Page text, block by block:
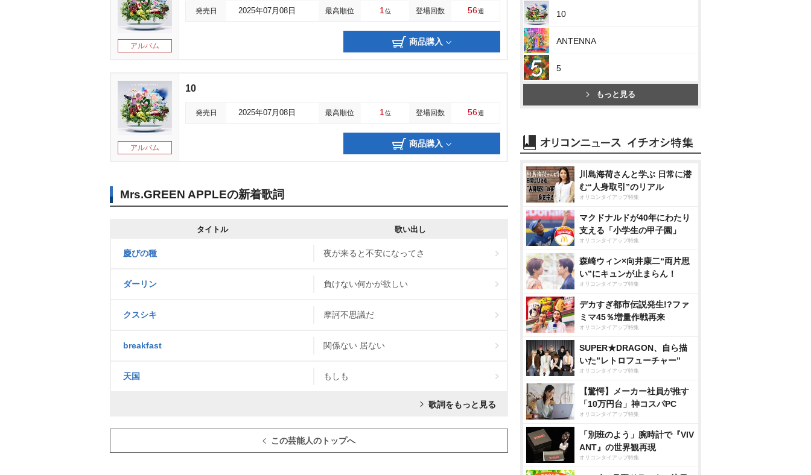
アルバム
発売日 2025年07月08日 最高順位 1 位 登場回数 56週
商品購入
アルバム
10
発売日 2025年07月08日 最高順位 1 位 登場回数 56週
商品購入
Mrs.GREEN APPLEの新着歌詞
タイトル 歌い出し
慶びの種 夜が来ると不安になってさ
ダーリン 負けない何かが欲しい
クスシキ 摩訶不思議だ
breakfast 関係ない 居ない
天国 もしも
歌詞をもっと見る
この芸能人のトップへ
10
ANTENNA
5
もっと見る
川島海荷さんと学ぶ 日常に潜
む“人身取引”のリアル
オリコンタイアップ特集
マクドナルドが40年にわたり
支える「小学生の甲子園」
オリコンタイアップ特集
森崎ウィン×向井康二“両片思
い”にキュンが止まらん！
オリコンタイアップ特集
デカすぎ都市伝説発生!?ファ
ミマ45％増量作戦再来
オリコンタイアップ特集
SUPER★DRAGON、自ら描
いた”レトロフューチャー”
オリコンタイアップ特集
【驚愕】メーカー社員が推す
「10万円台」神コスパPC
オリコンタイアップ特集
「別班のよう」腕時計で『VIV
ANT』の世界観再現
オリコンタイアップ特集